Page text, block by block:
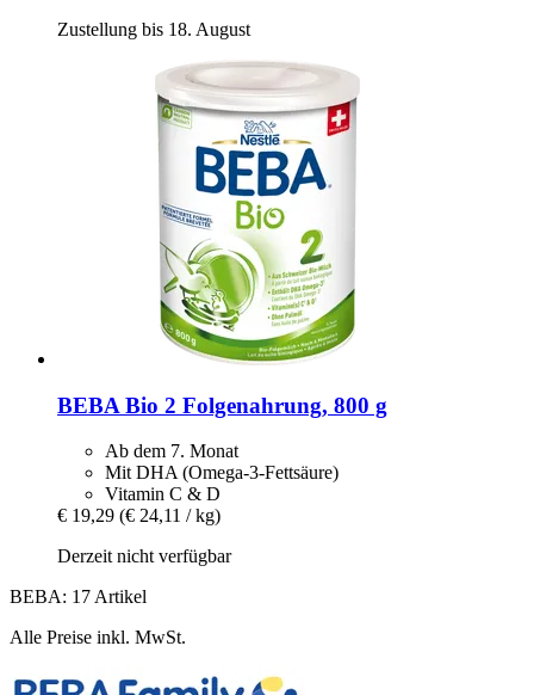
Zustellung bis 18. August
BEBA Bio 2 Folgenahrung, 800 g
Ab dem 7. Monat
Mit DHA (Omega-3-Fettsäure)
Vitamin C & D
€ 19,29 (€ 24,11 / kg)
Derzeit nicht verfügbar
BEBA: 17 Artikel
Alle Preise inkl. MwSt.